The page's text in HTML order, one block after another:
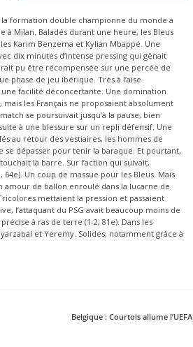
formation double championne du monde a
à Milan. Baladés durant une heure, les Bleus
Karim Benzema et Kylian Mbappé. Une
dix minutes d’intense pressing qui gênait
pu être récompensée sur une percée de
phase de jeu ibérique. Très à l’aise
facilité déconcertante. Une domination
les Français ne proposaient absolument
se poursuivait jusqu’à la pause, bien
à une blessure sur un repli défensif. Une
au retour des vestiaires, les hommes de
se dépasser pour tenir la baraque. Et pourtant,
la barre. Sur l’action qui suivait,
Un coup de massue pour les Bleus. Mais
amour de ballon enroulé dans la lucarne de
mettaient la pression et passaient
l’attaquant du PSG avait beaucoup moins de
à ras de terre (1-2, 81e). Dans les
et Yeremy. Solides, notamment grâce à
Belgique : Courtois allume l’UEFA